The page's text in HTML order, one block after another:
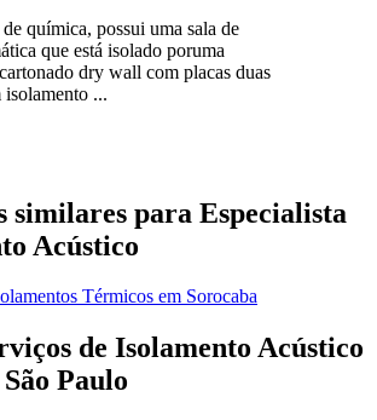
química, possui uma sala de
que está isolado poruma
dry wall com placas duas
...
similares para Especialista
Acústico
Térmicos em Sorocaba
de Isolamento Acústico
Paulo